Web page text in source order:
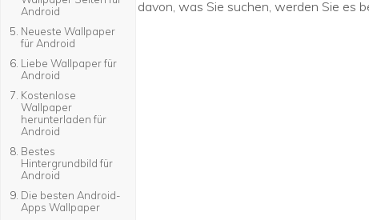
davon, was Sie suchen, werden Sie es
Android
Neueste Wallpaper
für Android
Liebe Wallpaper für
Android
Kostenlose
Wallpaper
herunterladen für
Android
Bestes
Hintergrundbild für
Android
Die besten Android-
Apps Wallpaper